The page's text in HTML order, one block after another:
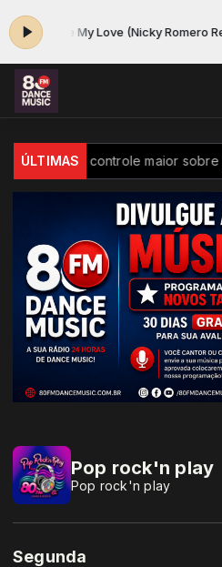
- Save My Love (Nicky Romero
ÚLTIMAS
passa a ter controle maior sobre
Pop rock'n play
Pop rock'n play
Segunda